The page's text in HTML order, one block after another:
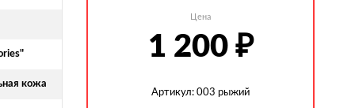
кожа
Цена
1 200 ₽
Артикул: 003 рыжий